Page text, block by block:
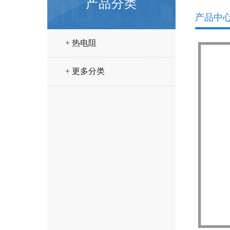
产品分类
+ 热电阻
+ 更多分类
产品中